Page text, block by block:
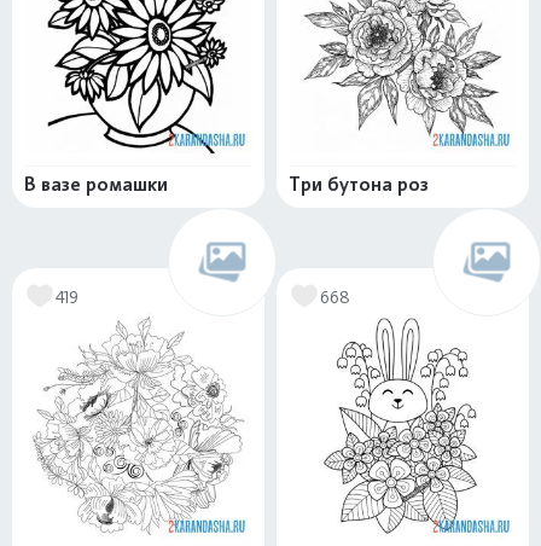
В вазе ромашки Три бутона роз
419 668